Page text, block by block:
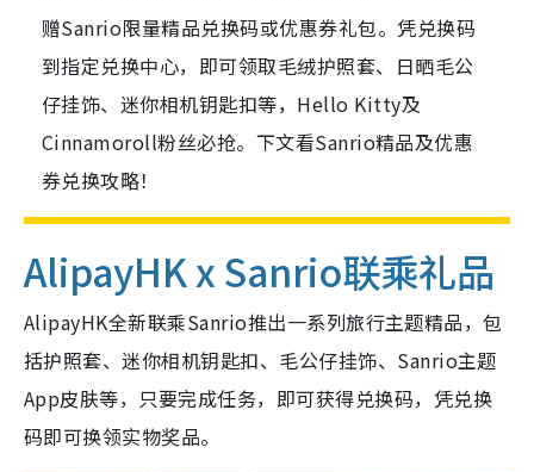
赠Sanrio限量精品兑换码或优惠券礼包。凭兑换码
到指定兑换中心，即可领取毛绒护照套、日晒毛公
仔挂饰、迷你相机钥匙扣等，Hello Kitty及
Cinnamoroll粉丝必抢。下文看Sanrio精品及优惠
券兑换攻略！
AlipayHK x Sanrio联乘礼品
AlipayHK全新联乘Sanrio推出一系列旅行主题精品，包
括护照套、迷你相机钥匙扣、毛公仔挂饰、Sanrio主题
App皮肤等，只要完成任务，即可获得兑换码，凭兑换
码即可换领实物奖品。